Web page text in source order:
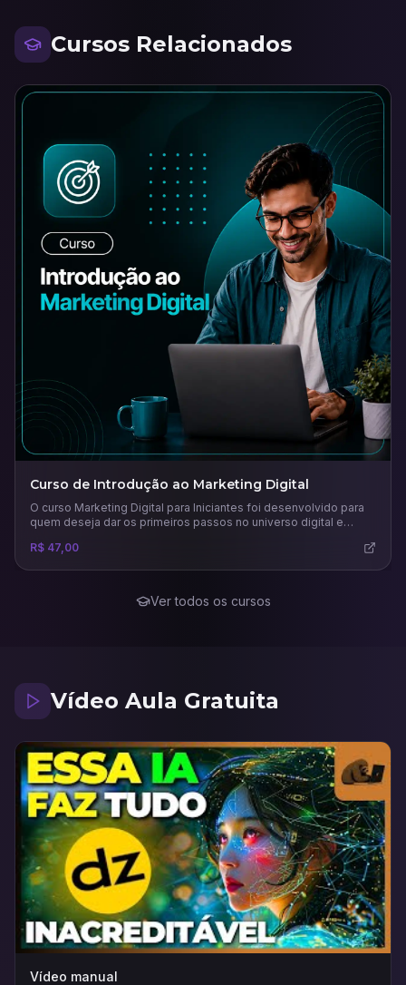
Cursos Relacionados
Curso de Introdução ao Marketing Digital
O curso Marketing Digital para Iniciantes foi desenvolvido para
quem deseja dar os primeiros passos no universo digital e
negócios e carreiras. Ao longo das aulas, o participante
campanhas eficazes.
R$ 47,00
Ver todos os cursos
Vídeo Aula Gratuita
Vídeo manual